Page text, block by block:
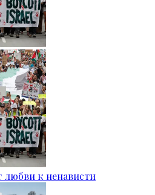
к ненависти